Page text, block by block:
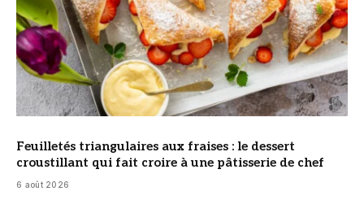
Feuilletés triangulaires aux fraises : le dessert
croustillant qui fait croire à une pâtisserie de chef
6 août 2026